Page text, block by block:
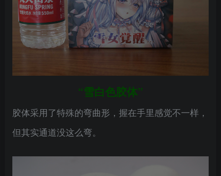
“雪白色胶体”
胶体采用了特殊的弯曲形，握在手里感觉不一样，
但其实通道没这么弯。